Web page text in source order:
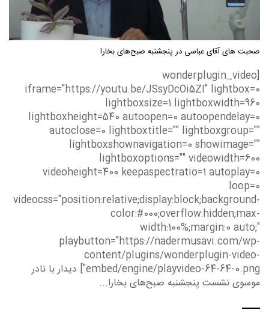
صحبت های آقای عباسی در پنجشنبه صبح‌های بخارا
[wonderplugin_video
iframe="https://youtu.be/JSsyDcOi5ZI" lightbox=0
lightboxsize=1 lightboxwidth=960
lightboxheight=540 autoopen=0 autoopendelay=0
autoclose=0 lightboxtitle="" lightboxgroup=""
lightboxshownavigation=0 showimage=""
lightboxoptions="" videowidth=600
videoheight=400 keepaspectratio=1 autoplay=0
loop=0
videocss="position:relative;display:block;background-
color:#000;overflow:hidden;max-
width:100%;margin:0 auto;"
playbutton="https://nadermusavi.com/wp-
content/plugins/wonderplugin-video-
embed/engine/playvideo-64-64-0.png"] دیدار با نادر
موسوی نشست پنجشنبه صبح‌های بخارا...